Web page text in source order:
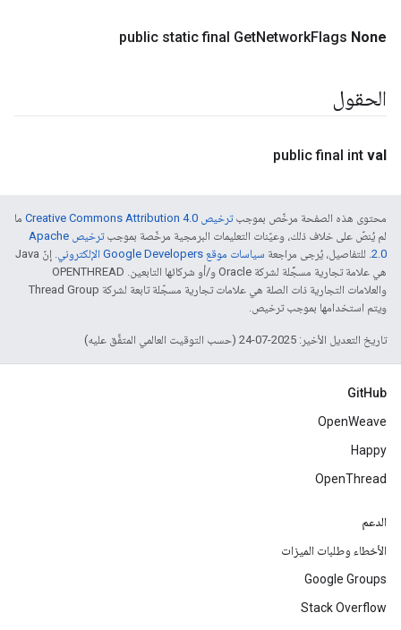
public static final GetNetworkFlags None
الحقول
public final int val
محتوى هذه الصفحة مرخّص بموجبترخيص Creative Commons Attribution 4.0‏
ما
لم يُنصّ على خلاف ذلك، وعيّنات التعليمات البرمجية مرخّصة بموجب
ترخيص Apache
2.0‏. للتفاصيل، يُرجى مراجعة سياسات موقع Google Developers الإلكتروني
. إنّ Java
هي علامة تجارية مسجَّلة لشركة Oracle و/أو شركائها التابعين. ‫OPENTHREAD
والعلامات التجارية ذات الصلة هي علامات تجارية مسجّلة تابعة لشركة Thread Group
ويتم استخدامها بموجب ترخيص.
تاريخ التعديل الأخير: 2025-07-24 (حسب التوقيت العالمي المتفَّق عليه)
GitHub
OpenWeave
Happy
OpenThread
الدعم
الأخطاء وطلبات الميزات
Google Groups
Stack Overflow